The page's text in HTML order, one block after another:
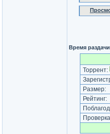
Время
Торрент:
Размер:
Рейтинг: